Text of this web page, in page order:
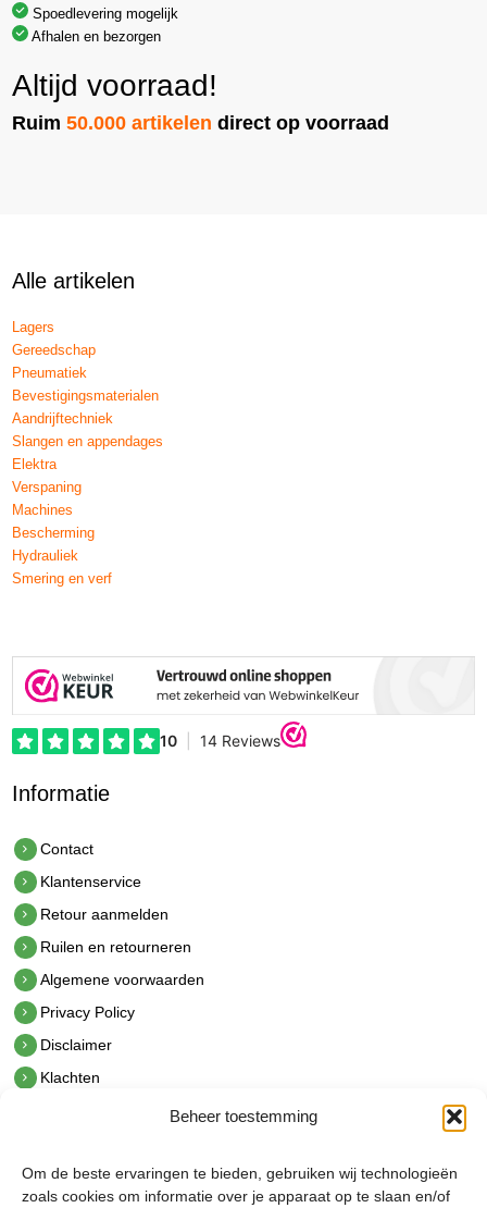
Beheer toestemming
Om de beste ervaringen te bieden, gebruiken wij technologieën
zoals cookies om informatie over je apparaat op te slaan en/of
Spoedlevering mogelijk
Afhalen en bezorgen
Altijd voorraad!
Ruim50.000 artikelen direct op voorraad
Alle artikelen
Lagers
Gereedschap
Pneumatiek
Bevestigingsmaterialen
Aandrijftechniek
Slangen en appendages
Elektra
Verspaning
Machines
Bescherming
Hydrauliek
Smering en verf
Informatie
Contact
Klantenservice
Retour aanmelden
Ruilen en retourneren
Algemene voorwaarden
Privacy Policy
Disclaimer
Klachten
hetindustriehuis B.V.
De Hoek 1 1601 MR Enkhuizen